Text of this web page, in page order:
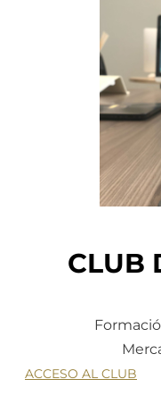
CLUB
ACCESO AL CLUB